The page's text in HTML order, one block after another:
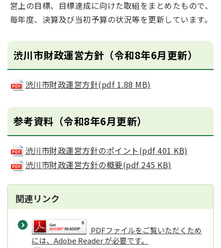
営上の目標、目標達成に向けた取組をまとめたもので、
毎年度、決算及び当初予算の状況等を更新しています。
渋川市財政運営方針（令和8年6月更新）
渋川市財政運営方針(pdf 1.88 MB)
参考資料（令和8年6月更新）
渋川市財政運営方針のポイント(pdf 401 KB)
渋川市財政運営方針の概要(pdf 245 KB)
関連リンク
PDFファイルをご覧いただくため
には、Adobe Reader が必要です。